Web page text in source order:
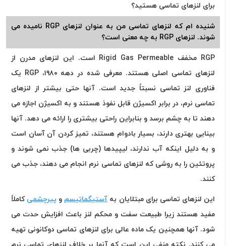
برای لنزهای تماسی هستید؟
شنیده ام که لنزهای تماسی من به عنوان لنزهای RGP نامیده می
شوند. لنزهای RGP به چه معنی است؟
RGP مخفف Rigid Gas Permeable است. این لنزهای مدرن از
لنزهای تماسی اصلی هستند. معرفی شده در دهه ۱۹۸۰، RGP یک
فناوری لنز تماسی نسبتاً جدید است. آنها حتی بیشتر از لنزهای
تماسی نرم، در برابر اکسیژن قابل نفوذ هستند و به اکسیژن اجازه می
دهند تا به چشم برسد و بنابراین راحتی بیشتری را ارائه می دهد. آنها
بینایی بهتری دارند، بسیار بادوام هستند، تمیز کردن آن آسان است
و به دلیل اینکه آب ندارند، لیپیدها (چربی ها) جذب نمی شوند و
پروتئین را به روشی که لنزهای تماسی نرم انجام می دهند، جذب می
کنند.
این لنزهای تماسی برای مبتلایان بهآستیگماتیسم و پیرچشمی کاملاً
مفید هستند زیرا طبیعت سفت و محکم لنز باعث افزایش حدت می
شود. آنها همچنین یک ماده عالی برای لنزهای تماسی دوکانونی تهیه